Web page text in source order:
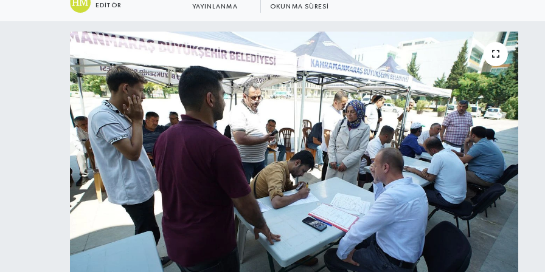
EDITÖR YAYINLANMA OKUNMA SÜRESI
ONİKİŞUBAT
SAĞLIK
SİVİL TOPLUM
SİYASET
SOSYAL YAŞAM
ULUSAL HABERLER